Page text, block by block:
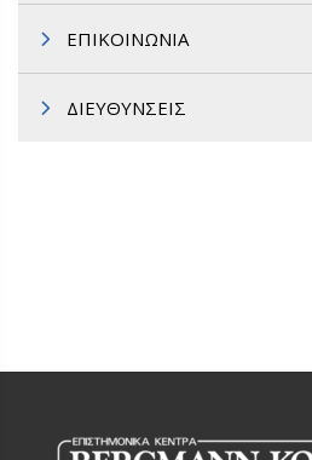
ΕΠΙΚΟΙΝΩΝΙΑ
ΔΙΕΥΘΥΝΣΕΙΣ